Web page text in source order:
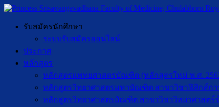
รับสมัครนักศึกษา
ระบบรับสมัครออนไลน์
ประกาศ
หลักสูตร
หลักสูตรแพทยศาสตรบัณฑิต (หลักสูตรใหม่ พ.ศ.
หลักสูตรวิทยาศาสตรมหาบัณฑิต สาขาวิชาฟิสิกส์กา
หลักสูตรวิทยาศาสตรบัณฑิต สาขาวิชาวิทยาศาสตร์